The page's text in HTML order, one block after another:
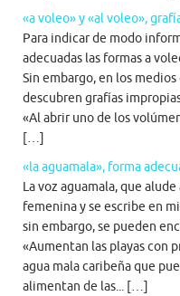
«a voleo» y «al voleo»,
Para indicar de modo
adecuadas las formas a
Sin embargo, en los
descubren grafías
«Al abrir uno de los
[…]
«la aguamala», forma
La voz aguamala, que
femenina y se escribe en
sin embargo, se pueden
«Aumentan las playas con
agua mala caribeña que
alimentan de las... […]